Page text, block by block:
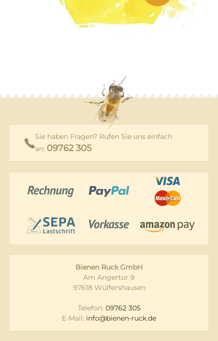
Sie haben Fragen? Rufen Sie uns einfach
an: 09762 305
Bienen Ruck GmbH
Am Angertor 9
97618 Wülfershausen
Telefon: 09762 305
E-Mail: info@bienen-ruck.de